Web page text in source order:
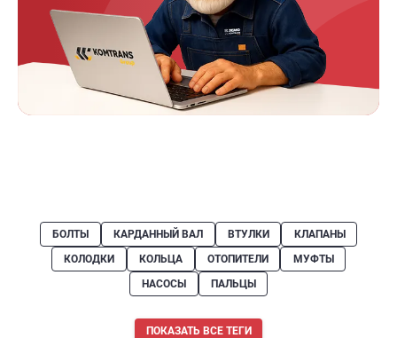
БОЛТЫ КАРДАННЫЙ ВАЛ ВТУЛКИ
КЛАПАНЫ
КОЛОДКИ
КОЛЬЦА ОТОПИТЕЛИ
МУФТЫ
НАСОСЫ
ПАЛЬЦЫ
ПОКАЗАТЬ ВСЕ ТЕГИ